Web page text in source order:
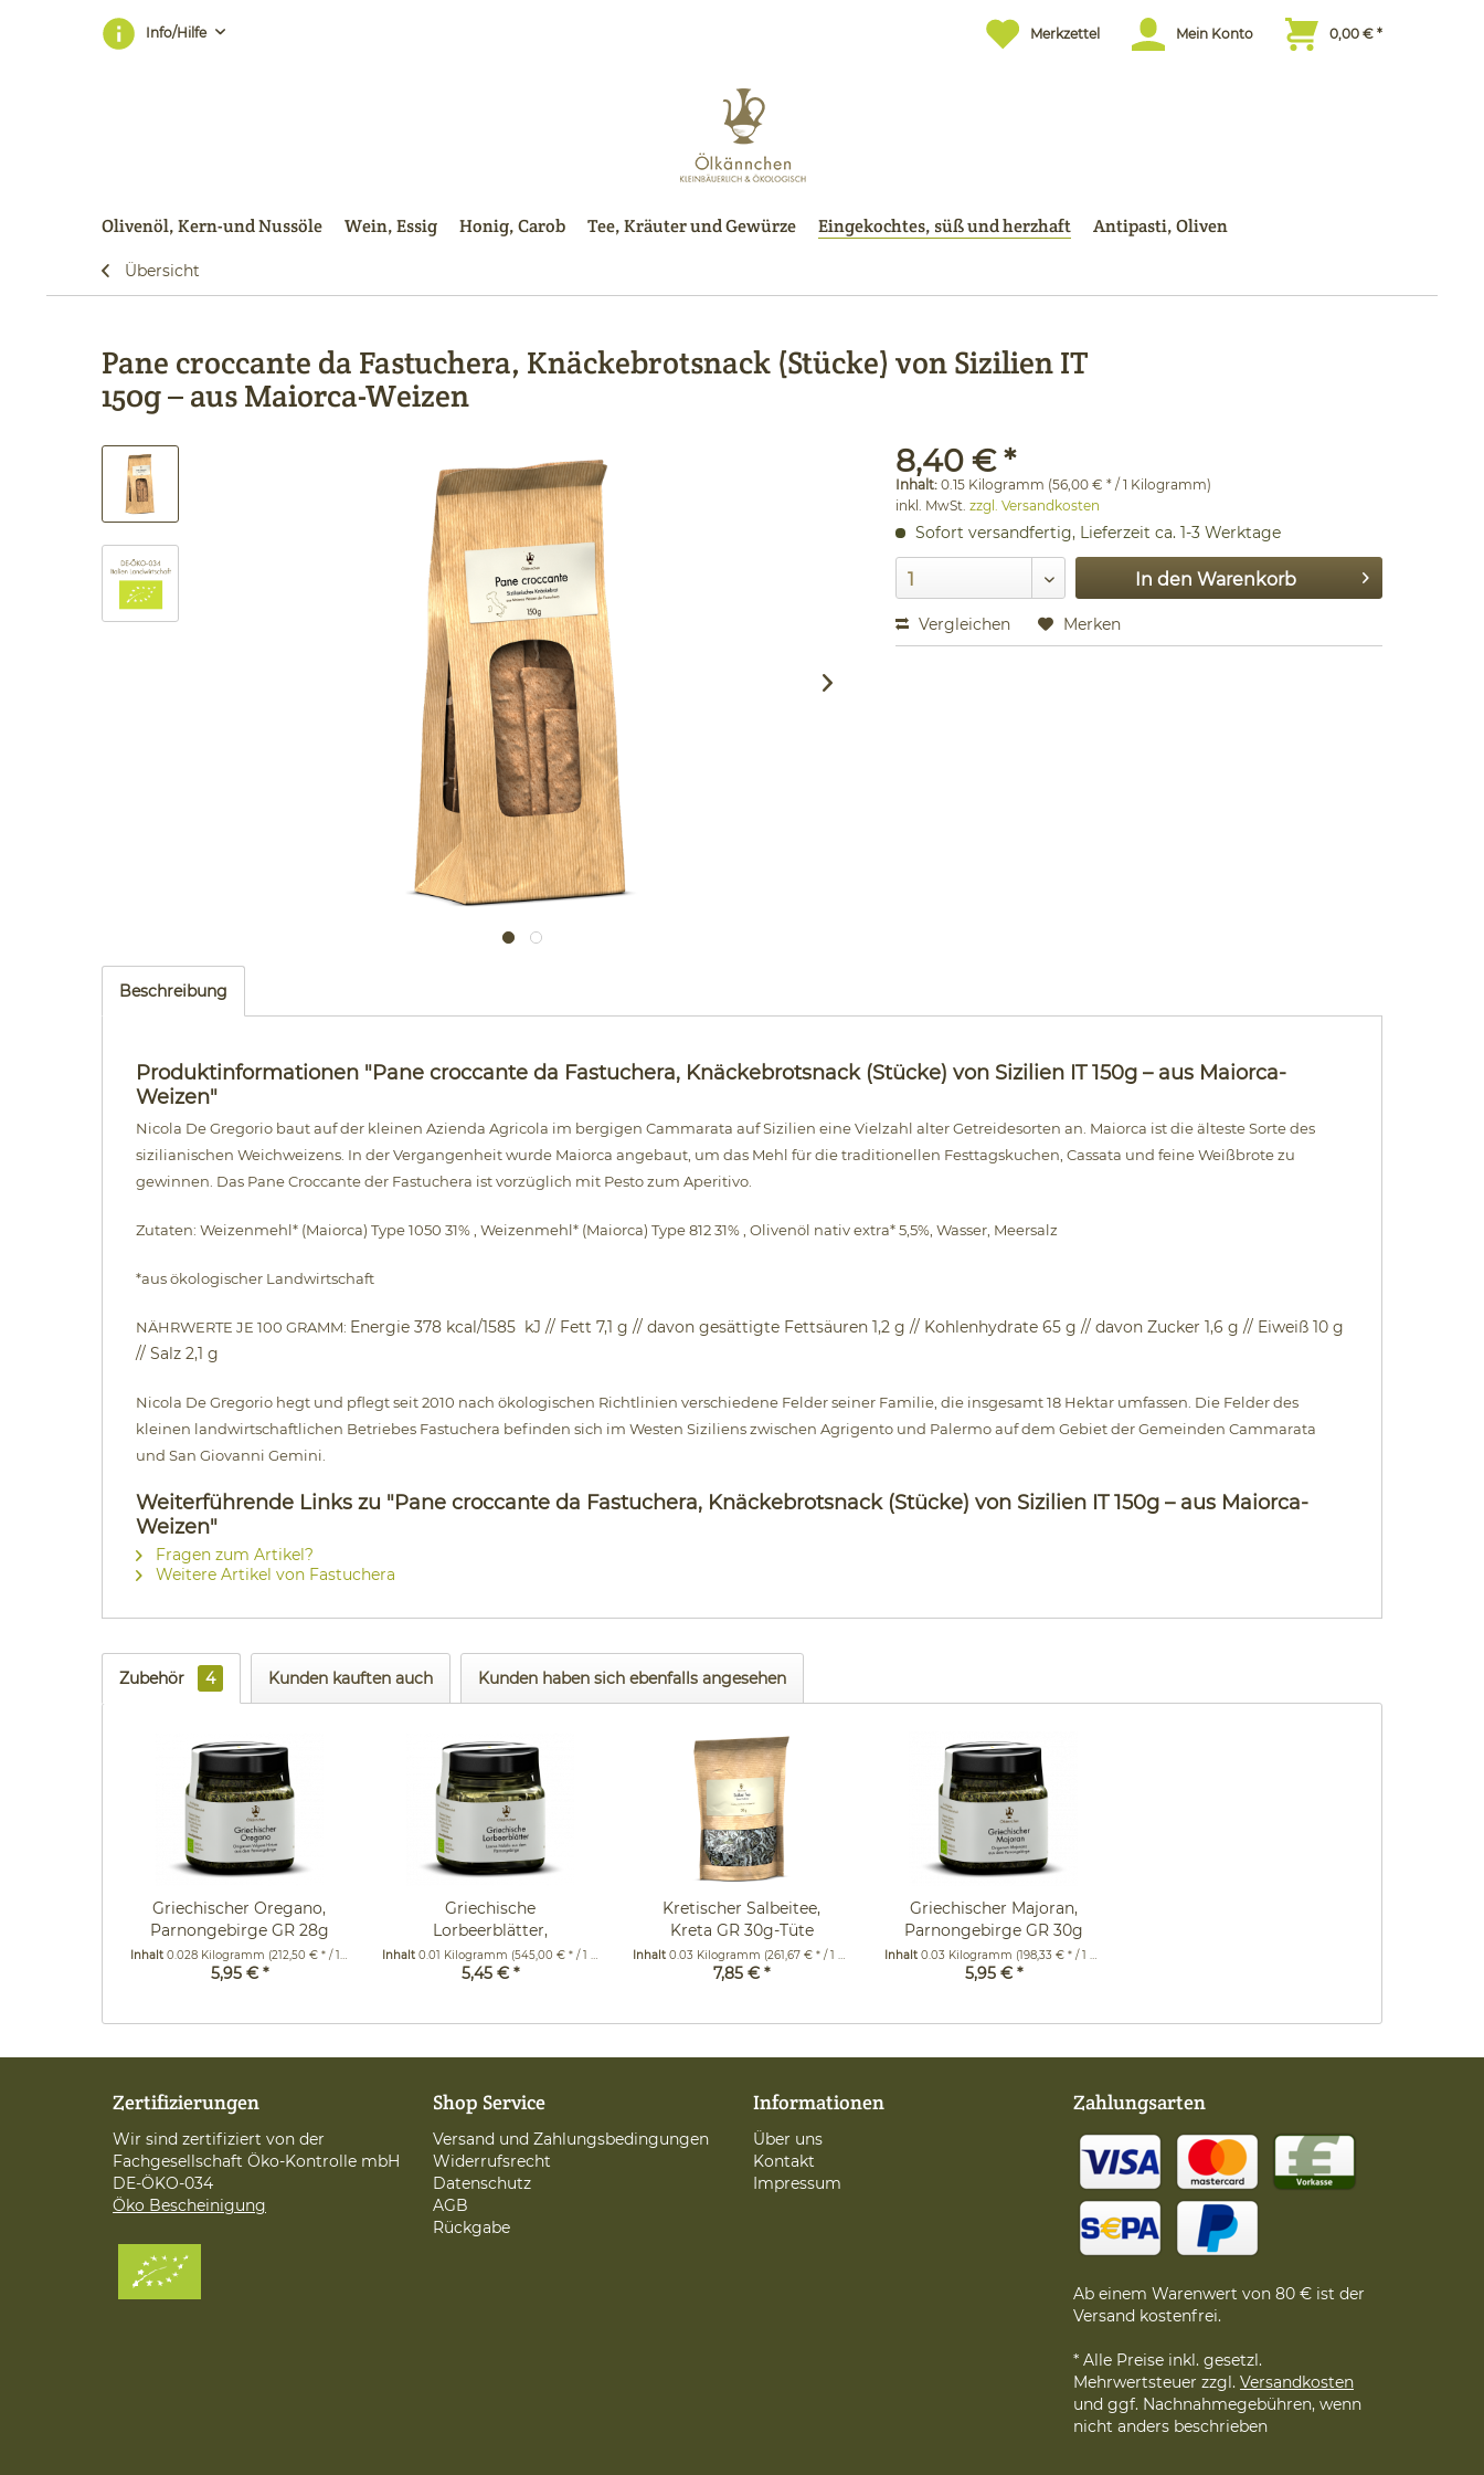
Info/Hilfe Merkzettel Mein Konto 0,00 € *
Olivenöl, Kern-und Nussöle Wein, Essig Honig, Carob Tee, Kräuter und Gewürze Eingekochtes, süß und herzhaft Antipasti, Oliven
Übersicht
Pane croccante da Fastuchera, Knäckebrotsnack (Stücke) von Sizilien IT
150g – aus Maiorca-Weizen
8,40 € *
Inhalt:0.15 Kilogramm (56,00 € * / 1 Kilogramm)
inkl. MwSt.zzgl. Versandkosten
Sofort versandfertig, Lieferzeit ca. 1-3 Werktage
In den Warenkorb
Vergleichen Merken
Beschreibung
Produktinformationen "Pane croccante da Fastuchera, Knäckebrotsnack (Stücke) von Sizilien IT 150g – aus Maiorca-
Weizen"
Nicola De Gregorio baut auf der kleinen Azienda Agricola im bergigen Cammarata auf Sizilien eine Vielzahl alter Getreidesorten an. Maiorca ist die älteste Sorte des
sizilianischen Weichweizens. In der Vergangenheit wurde Maiorca angebaut, um das Mehl für die traditionellen Festtagskuchen, Cassata und feine Weißbrote zu
gewinnen. Das Pane Croccante der Fastuchera ist vorzüglich mit Pesto zum Aperitivo.
Zutaten: Weizenmehl* (Maiorca) Type 1050 31% , Weizenmehl* (Maiorca) Type 812 31% , Olivenöl nativ extra* 5,5%, Wasser, Meersalz
*aus ökologischer Landwirtschaft
NÄHRWERTE JE 100 GRAMM: Energie 378 kcal/1585 kJ // Fett 7,1 g // davon gesättigte Fettsäuren 1,2 g // Kohlenhydrate 65 g // davon Zucker 1,6 g // Eiweiß 10 g
// Salz 2,1 g
Nicola De Gregorio hegt und pflegt seit 2010 nach ökologischen Richtlinien verschiedene Felder seiner Familie, die insgesamt 18 Hektar umfassen. Die Felder des
kleinen landwirtschaftlichen Betriebes Fastuchera befinden sich im Westen Siziliens zwischen Agrigento und Palermo auf dem Gebiet der Gemeinden Cammarata
und San Giovanni Gemini.
Weiterführende Links zu "Pane croccante da Fastuchera, Knäckebrotsnack (Stücke) von Sizilien IT 150g – aus Maiorca-
Weizen"
Fragen zum Artikel?
Weitere Artikel von Fastuchera
Zubehör 4 Kunden kauften auch Kunden haben sich ebenfalls angesehen
Griechischer Oregano,
Parnongebirge GR 28g
im Glas
Inhalt 0.028 Kilogramm (212,50 € * / 1 Kilogramm)
5,95 € *
Griechische
Lorbeerblätter,
Parnongebirge GR...
Inhalt 0.01 Kilogramm (545,00 € * / 1 Kilogramm)
5,45 € *
Kretischer Salbeitee,
Kreta GR 30g-Tüte
Inhalt0.03 Kilogramm (261,67 € * / 1 Kilogramm)
7,85 € *
Griechischer Majoran,
Parnongebirge GR 30g
im Glas
Inhalt 0.03 Kilogramm (198,33 € * / 1 Kilogramm)
5,95 € *
Zertifizierungen
Wir sind zertifiziert von der
Fachgesellschaft Öko-Kontrolle mbH
DE-ÖKO-034
Öko Bescheinigung
Shop Service
Versand und Zahlungsbedingungen
Widerrufsrecht
Datenschutz
AGB
Rückgabe
Informationen
Über uns
Kontakt
Impressum
Zahlungsarten
Ab einem Warenwert von 80 € ist der
Versand kostenfrei.
* Alle Preise inkl. gesetzl.
Mehrwertsteuer zzgl. Versandkosten
und ggf. Nachnahmegebühren, wenn
nicht anders beschrieben